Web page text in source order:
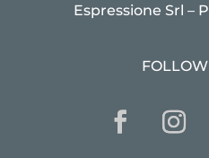
Espressione Srl –